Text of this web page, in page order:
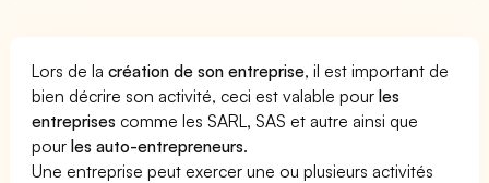
Lors de lacréation de son entreprise, il est important de
bien décrire son activité, ceci est valable pourles
entreprises comme les SARL, SAS et autre ainsi que
pourles auto-entrepreneurs.
Une entreprise peut exercer une ou plusieurs activités